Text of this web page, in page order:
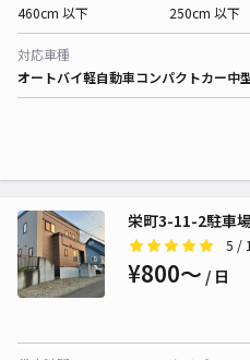
460cm 以下
250cm 以下
対応車種
オートバイ軽自動車コンパクトカー中
栄町3-11-2駐車
5 /
¥800〜 / 日